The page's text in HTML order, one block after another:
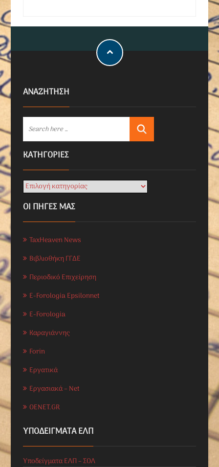
ΑΝΑΖΗΤΗΣΗ
KΑΤΗΓΟΡΊΕΣ
ΟΙ ΠΗΓΕΣ ΜΑΣ
TaxHeaven News
Βιβλιοθήκη ΓΓΔΕ
Περιοδικό Επιχείρηση
E-Forologia Epsilonnet
E-Forologia
Καραγιάννης
Forin
Εργατικά
Εργασιακά – Net
OENET.GR
ΥΠΟΔΕΊΓΜΑΤΑ ΕΛΠ
Υποδείγματα ΕΛΠ – ΣΟΛ